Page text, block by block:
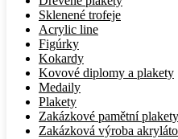
Sklenené trofeje
Acrylic line
Figúrky
Kokardy
Kovové diplomy a plakety
Medaily
Plakety
Zakázkové pamětní plakety
Zakázková výroba